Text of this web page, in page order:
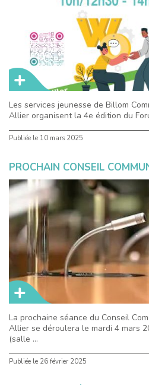
Les services jeunesse de Billom
Allier organisent la 4e édition du
Publiée le 10 mars 2025
PROCHAIN CONSEIL
La prochaine séance du Conseil
Allier se déroulera le mardi 4 mars
(salle ...
Publiée le 26 février 2025